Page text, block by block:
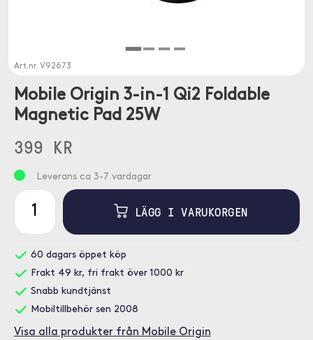
Art.nr. V92673
Mobile Origin 3-in-1 Qi2 Foldable
Magnetic Pad 25W
399 KR
Leverans ca 3-7 vardagar
LÄGG I VARUKORGEN
60 dagars öppet köp
Frakt 49 kr, fri frakt över 1000 kr
Snabb kundtjänst
Mobiltillbehör sen 2008
Visa alla produkter från Mobile Origin